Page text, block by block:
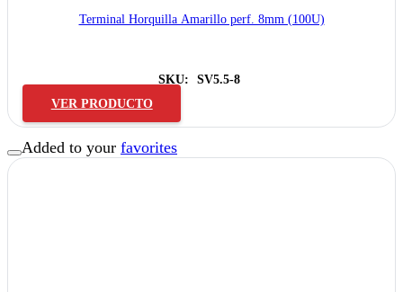
Terminal Horquilla Amarillo perf. 8mm (100U)
SKU:
SV5.5-8
VER PRODUCTO
Added to your favorites